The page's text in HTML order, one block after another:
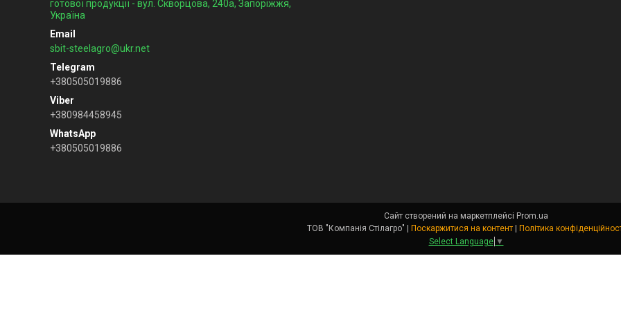
готової продукції - вул. Скворцова, 240а, Запоріжжя,
Україна
sbit-steelagro@ukr.net
+380505019886
+380984458945
+380505019886
Сайт створений на маркетплейсі Prom.ua
Поскаржитися на контент
Політика
Select Language ▼